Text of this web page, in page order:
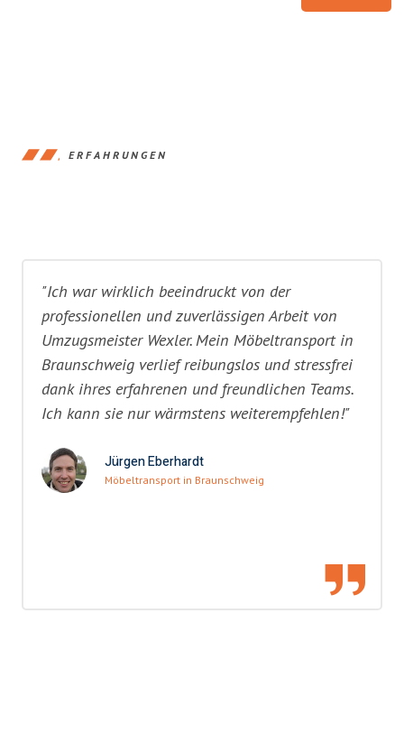
ERFAHRUNGEN
"Ich war wirklich beeindruckt von der
professionellen und zuverlässigen Arbeit von
Umzugsmeister Wexler. Mein Möbeltransport in
Braunschweig verlief reibungslos und stressfrei
dank ihres erfahrenen und freundlichen Teams.
Ich kann sie nur wärmstens weiterempfehlen!"
Jürgen Eberhardt
Möbeltransport in Braunschweig